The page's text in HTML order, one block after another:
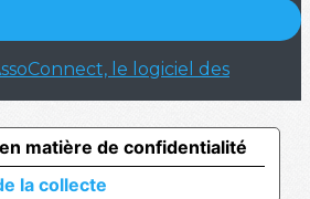
le logiciel des
la collecte
matière de confidentialité